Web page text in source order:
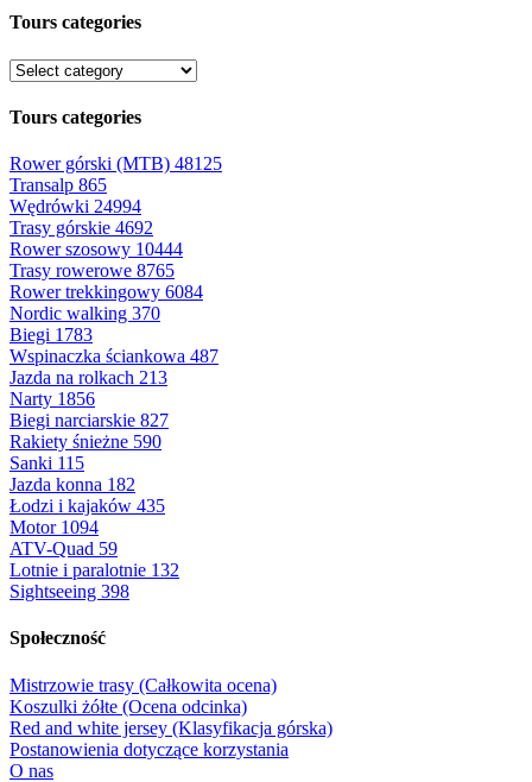
Tours categories
Tours categories
Rower górski (MTB) 48125
Transalp 865
Wędrówki 24994
Trasy górskie 4692
Rower szosowy 10444
Trasy rowerowe 8765
Rower trekkingowy 6084
Nordic walking 370
Biegi 1783
Wspinaczka ściankowa 487
Jazda na rolkach 213
Narty 1856
Biegi narciarskie 827
Rakiety śnieżne 590
Sanki 115
Jazda konna 182
Łodzi i kajaków 435
Motor 1094
ATV-Quad 59
Lotnie i paralotnie 132
Sightseeing 398
Społeczność
Mistrzowie trasy (Całkowita ocena)
Koszulki żółte (Ocena odcinka)
Red and white jersey (Klasyfikacja górska)
Postanowienia dotyczące korzystania
O nas